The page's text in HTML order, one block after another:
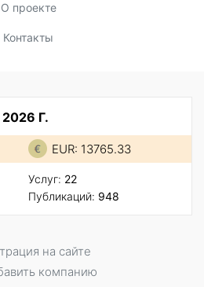
О проекте
Контакты
2026 Г.
EUR: 13765.33
Услуг: 22
Публикаций: 948
на сайте
компанию